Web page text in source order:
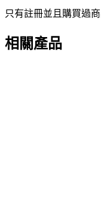
只有註冊並且購買過
相關產品